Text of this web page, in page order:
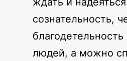
сознательность,
людей, а можно